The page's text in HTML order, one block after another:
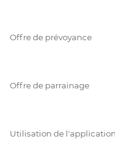
Offre de prévoyance
Offre de parrainage
Utilisation de